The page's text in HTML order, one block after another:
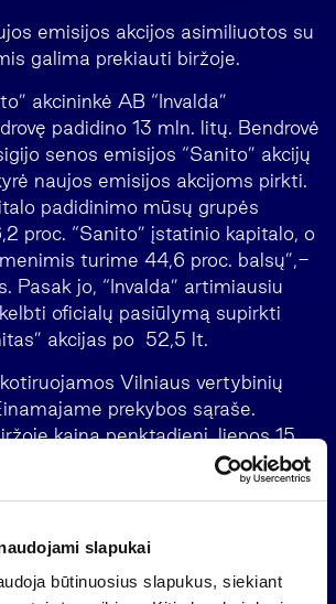
slapukai
būtinuosius slapukus, siekiant
emisijos akcijos asimiliuotos su
galima prekiauti biržoje.
akcininkė AB “Invalda”
padidino 13 mln. litų. Bendrovė
senos emisijos “Sanito” akcijų
naujos emisijos akcijoms pirkti.
padidinimo mūsų grupės
proc. “Sanito” įstatinio kapitalo, o
turime 44,6 proc. balsų”,-
Pasak jo, “Invalda” artimiausiu
oficialų pasiūlymą supirkti
akcijas po 52,5 lt.
Vilniaus vertybinių
prekybos sąraše.
kaina penktadienį, liepos 15
šia kaina bendrovės vertė siekia
Su naujos emisijos akcijomis
dokumentus ir laukia Vilniaus
biržos sprendimo dėl bendrovės